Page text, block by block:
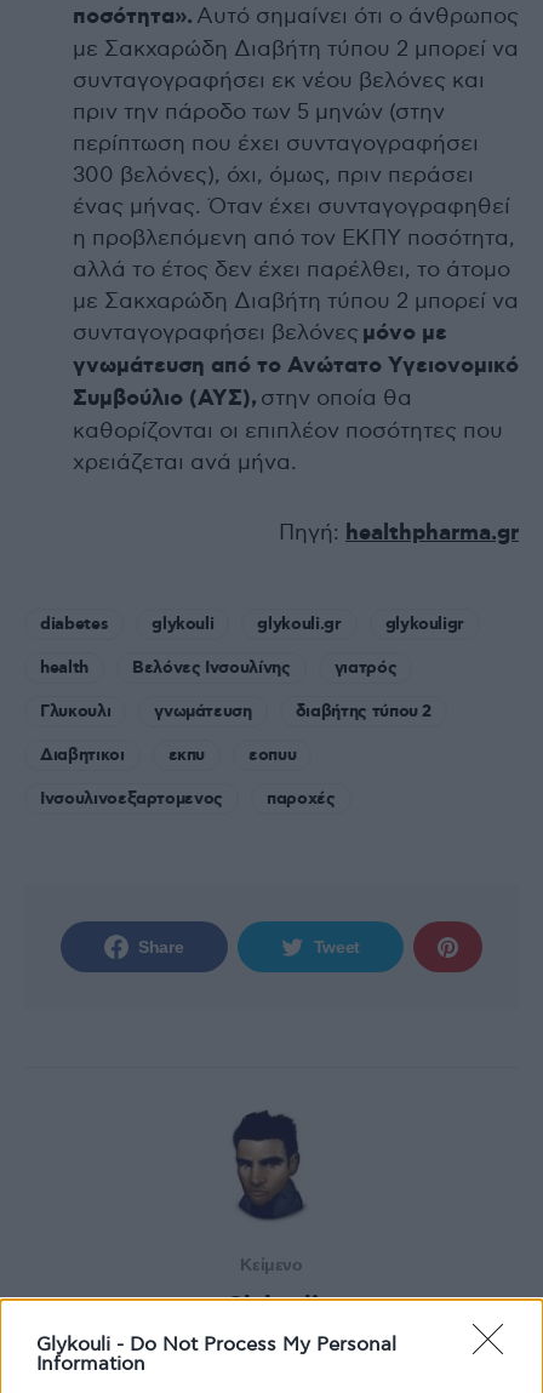
Glykouli - Do Not Process My Personal
Information
ποσότητα». Αυτό σημαίνει ότι ο άνθρωπος
με Σακχαρώδη Διαβήτη τύπου 2 μπορεί να
συνταγογραφήσει εκ νέου βελόνες και
πριν την πάροδο των 5 μηνών (στην
περίπτωση που έχει συνταγογραφήσει
300 βελόνες), όχι, όμως, πριν περάσει
ένας μήνας. Όταν έχει συνταγογραφηθεί
η προβλεπόμενη από τον ΕΚΠΥ ποσότητα,
αλλά το έτος δεν έχει παρέλθει, το άτομο
με Σακχαρώδη Διαβήτη τύπου 2 μπορεί να
συνταγογραφήσει βελόνες μόνο με
γνωμάτευση από το Ανώτατο Υγειονομικό
Συμβούλιο (ΑΥΣ), στην οποία θα
καθορίζονται οι επιπλέον ποσότητες που
χρειάζεται ανά μήνα.
Πηγή: healthpharma.gr
diabetes glykouli glykouli.gr
glykouligr
health
Βελόνες Ινσουλίνης
γιατρός
Γλυκουλι
γνωμάτευση
διαβήτης τύπου 2
Διαβητικοι
εκπυ
εοπυυ
Ινσουλινοεξαρτομενος
παροχές
Share Tweet
Κείμενο
Glykouli